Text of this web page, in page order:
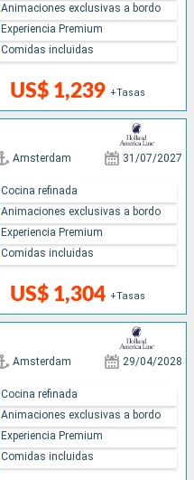
US$ 1,239 +Tasas
Animaciones exclusivas a bordo
Experiencia Premium
Comidas incluidas
Amsterdam 31/07/2027
US$ 1,304 +Tasas
Cocina refinada
Animaciones exclusivas a bordo
Experiencia Premium
Comidas incluidas
Amsterdam 29/04/2028
Cocina refinada
Animaciones exclusivas a bordo
Experiencia Premium
Comidas incluidas